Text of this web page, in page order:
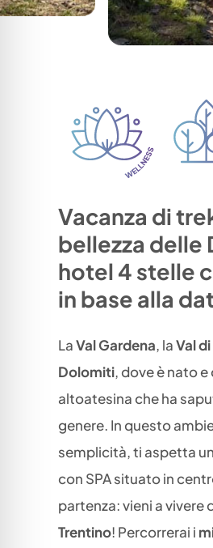
Vacanza di
bellezza
hotel 4 stelle
in base alla
LaVal Gardena, laVal
Dolomiti, dove è nato
altoatesina che ha
genere. In questo
semplicità, ti aspetta
con SPA situato in
partenza: vieni a vivere
Trentino! Percorrerai i